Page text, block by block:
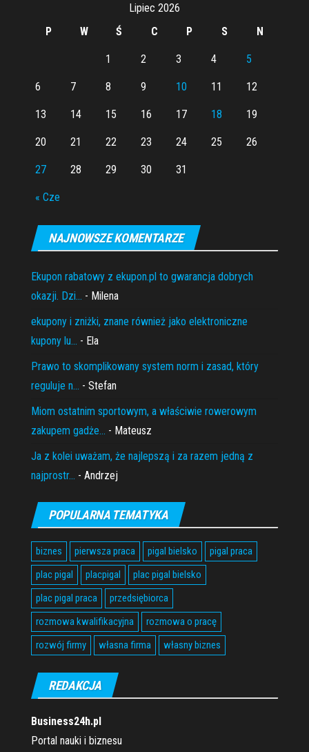
Lipiec 2026
P
W Ś C P S N
« Cze
1 2 3 4 5
6 7 8 9 10 11 12
13 14 15 16 17 18 19
20 21 22 23 24 25 26
27 28 29 30 31
NAJNOWSZE KOMENTARZE
Ekupon rabatowy z ekupon.pl to gwarancja dobrych
okazji. Dzi... - Milena
ekupony i zniżki, znane również jako elektroniczne
kupony lu... - Ela
Prawo to skomplikowany system norm i zasad, który
reguluje n... - Stefan
Miom ostatnim sportowym, a właściwie rowerowym
zakupem gadże... - Mateusz
Ja z kolei uważam, że najlepszą i za razem jedną z
najprostr... - Andrzej
POPULARNA TEMATYKA
biznes pierwsza praca pigal bielsko
pigal praca
plac pigal
placpigal
plac pigal bielsko
plac pigal praca
przedsiębiorca
rozmowa kwalifikacyjna
rozmowa o pracę
rozwój firmy
własna firma własny biznes
REDAKCJA
Business24h.pl
Portal nauki i biznesu